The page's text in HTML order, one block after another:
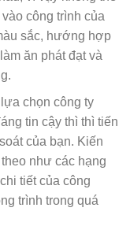
công trình của
sắc, hướng hợp
ăn phát đạt và
chọn công ty
tin cậy thì thì tiến
của bạn. Kiến
như các hạng
tiết của công
trình trong quá